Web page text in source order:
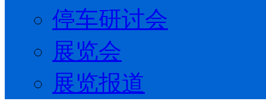
停车研讨会
展览会
展览报道